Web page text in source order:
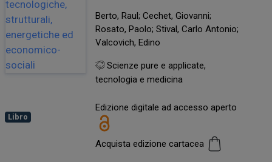
Libro
Berto, Raul; Cechet, Giovanni;
Rosato, Paolo; Stival, Carlo Antonio;
Valcovich, Edino
Scienze pure e applicate,
tecnologia e medicina
Edizione digitale ad accesso aperto
Acquista edizione cartacea